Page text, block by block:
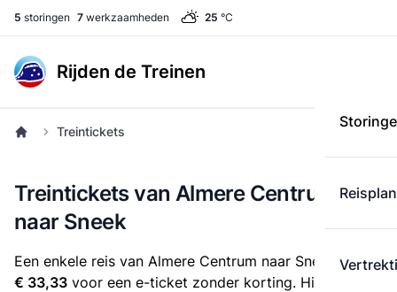
5 storingen 7 werkzaamheden 25 °C
Rijden de Treinen
Treintickets
Treintickets van Almere Centrum
naar Sneek
Een enkele reis van Almere Centrum naar Sneek kost
€ 33,33 voor een e-ticket zonder korting. Hieronder